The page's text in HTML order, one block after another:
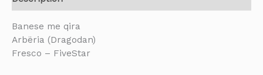
Banese me qira
Arbëria (Dragodan)
Fresco – FiveStar